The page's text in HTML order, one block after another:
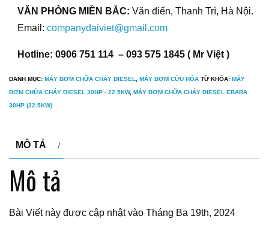
VĂN PHÒNG MIỀN BẮC: Văn điển, Thanh Trì, Hà Nội.
Email:companydaiviet@gmail.com
Hotline: 0906 751 114 – 093 575 1845 ( Mr Việt )
DANH MỤC: MÁY BƠM CHỮA CHÁY DIESEL MÁY BƠM CỨU HỎA TỪ KHÓA: MÁY
BƠM CHỮA CHÁY DIESEL 30HP - 22.5KW, MÁY BƠM CHỮA CHÁY DIESEL EBARA
30HP (22.5KW)
MÔ TẢ
Mô tả
Bài Viết này được cập nhật vào Tháng Ba 19th, 2024